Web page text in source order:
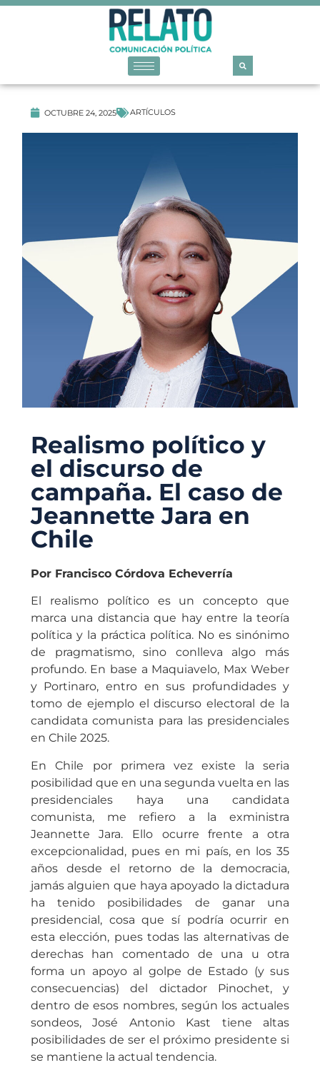
OCTUBRE 24, 2025 ARTÍCULOS
Realismo político y
el discurso de
campaña. El caso de
Jeannette Jara en
Chile
Por Francisco Córdova Echeverría
El realismo político es un concepto que
marca una distancia que hay entre la teoría
política y la práctica política. No es sinónimo
de pragmatismo, sino conlleva algo más
profundo. En base a Maquiavelo, Max Weber
y Portinaro, entro en sus profundidades y
tomo de ejemplo el discurso electoral de la
candidata comunista para las presidenciales
en Chile 2025.
En Chile por primera vez existe la seria
posibilidad que en una segunda vuelta en las
presidenciales haya una candidata
comunista, me refiero a la exministra
Jeannette Jara. Ello ocurre frente a otra
excepcionalidad, pues en mi país, en los 35
años desde el retorno de la democracia,
jamás alguien que haya apoyado la dictadura
ha tenido posibilidades de ganar una
presidencial, cosa que sí podría ocurrir en
esta elección, pues todas las alternativas de
derechas han comentado de una u otra
forma un apoyo al golpe de Estado (y sus
consecuencias) del dictador Pinochet, y
dentro de esos nombres, según los actuales
sondeos, José Antonio Kast tiene altas
posibilidades de ser el próximo presidente si
se mantiene la actual tendencia.